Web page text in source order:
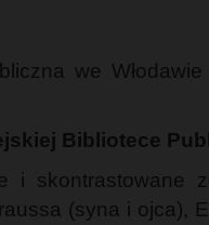
we
Bibliotece
i skontrastowane
(syna i ojca),